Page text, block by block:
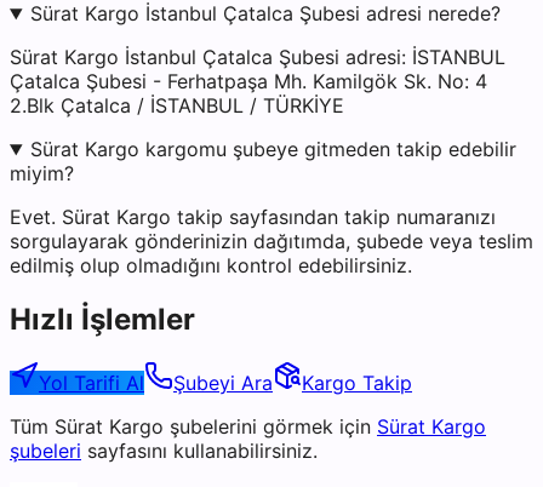
Sürat Kargo İstanbul Çatalca Şubesi adresi nerede?
Sürat Kargo İstanbul Çatalca Şubesi adresi: İSTANBUL
Çatalca Şubesi - Ferhatpaşa Mh. Kamilgök Sk. No: 4
2.Blk Çatalca / İSTANBUL / TÜRKİYE
Sürat Kargo kargomu şubeye gitmeden takip edebilir
miyim?
Evet. Sürat Kargo takip sayfasından takip numaranızı
sorgulayarak gönderinizin dağıtımda, şubede veya teslim
edilmiş olup olmadığını kontrol edebilirsiniz.
Hızlı İşlemler
Yol Tarifi Al Şubeyi Ara
Kargo Takip
Tüm Sürat Kargo şubelerini görmek için Sürat Kargo
şubeleri sayfasını kullanabilirsiniz.